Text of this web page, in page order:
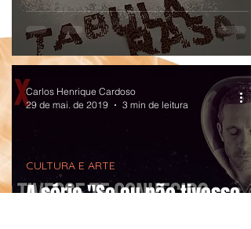
A série "Se eu não tivesse
CULTURA E ARTE
Carlos Henrique Cardoso
29 de mai. de 2019
3 min de leitura